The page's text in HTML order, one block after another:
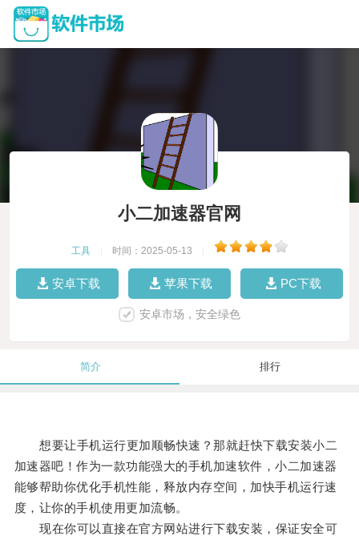
小二加速器官网
工具 时间：2025-05-13
安卓下载 苹果下载 PC下载
安卓市场，安全绿色
简介 排行
想要让手机运行更加顺畅快速？那就赶快下载安装小二
加速器吧！作为一款功能强大的手机加速软件，小二加速器
能够帮助你优化手机性能，释放内存空间，加快手机运行速
度，让你的手机使用更加流畅。
现在你可以直接在官方网站进行下载安装，保证安全可